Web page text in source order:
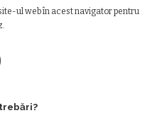
ul web în acest navigator pentru